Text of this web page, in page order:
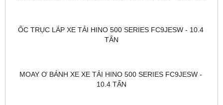
ỐC TRỤC LÁP XE TẢI HINO 500 SERIES FC9JESW - 10.4
TẤN
MOAY Ơ BÁNH XE XE TẢI HINO 500 SERIES FC9JESW -
10.4 TẤN